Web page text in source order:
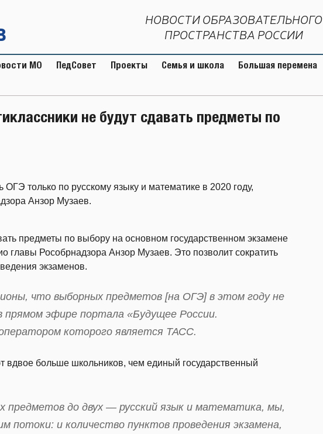
НОВОСТИ ОБРАЗОВАТЕЛЬНОГО
ПРОСТРАНСТВА РОССИИ
МО ПедСовет Проекты Семья и школа Большая перемена
не будут сдавать предметы по
ОГЭ только по русскому языку и математике в 2020 году,
Анзор Музаев.
предметы по выбору на основном государственном экзамене
главы Рособрнадзора Анзор Музаев. Это позволит сократить
экзаменов.
что выборных предметов [на ОГЭ] в этом году не
прямом эфире портала «Будущее России.
которого является ТАСС.
больше школьников, чем единый государственный
предметов до двух — русский язык и математика, мы,
потоки: и количество пунктов проведения экзамена,